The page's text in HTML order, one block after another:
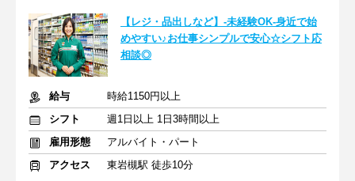
【レジ・品出しなど】-未経験OK-身近で始
めやすい♪お仕事シンプルで安心☆シフト応
相談◎
給与
時給1150円以上
シフト
週1日以上 1日3時間以上
雇用形態
アルバイト・パート
アクセス
東岩槻駅 徒歩10分